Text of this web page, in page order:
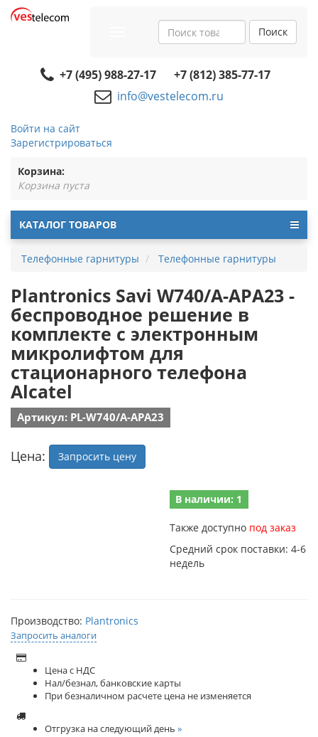
navigation
Поиск
+7 (495) 988-27-17
+7 (812) 385-77-17
info@vestelecom.ru
Войти на сайт
Зарегистрироваться
Корзина:
Корзина пуста
КАТАЛОГ ТОВАРОВ
Телефонные гарнитуры Телефонные гарнитуры
Plantronics Savi W740/A-APA23 -
беспроводное решение в
комплекте с электронным
микролифтом для
стационарного телефона
Alcatel
Артикул: PL-W740/A-APA23
Цена: Запросить цену
В наличии: 1
Также доступно под заказ
Средний срок поставки: 4-6
недель
Производство: Plantronics
Запросить аналоги
Цена с НДС
Нал/безнал, банковские карты
При безналичном расчете цена не изменяется
Отгрузка на следующий день »